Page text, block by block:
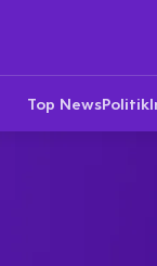
Top NewsPolitik